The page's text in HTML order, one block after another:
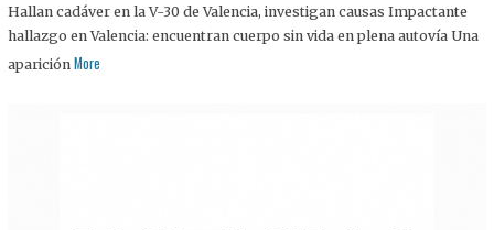
Hallan cadáver en la V-30 de Valencia, investigan causas Impactante
hallazgo en Valencia: encuentran cuerpo sin vida en plena autovía Una
aparición More